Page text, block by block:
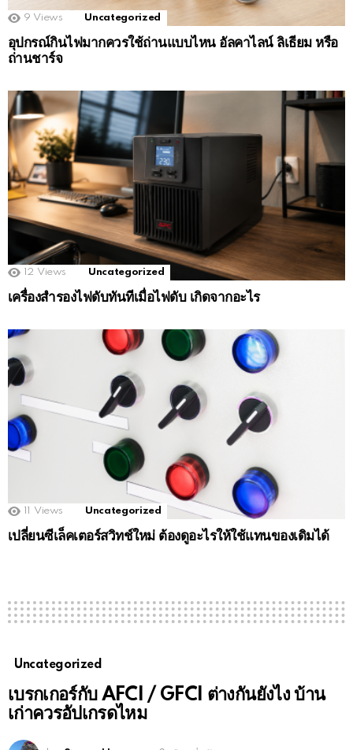
9 Views Uncategorized
อุปกรณ์กินไฟมากควรใช้ถ่านแบบไหน อัลคาไลน์ ลิเธียม หรือ
ถ่านชาร์จ
12 Views Uncategorized
เครื่องสำรองไฟดับทันทีเมื่อไฟดับ เกิดจากอะไร
11 Views Uncategorized
เปลี่ยนซีเล็คเตอร์สวิทช์ใหม่ ต้องดูอะไรให้ใช้แทนของเดิมได้
Uncategorized
เบรกเกอร์กับ AFCI / GFCI ต่างกันยังไง บ้าน
เก่าควรอัปเกรดไหม